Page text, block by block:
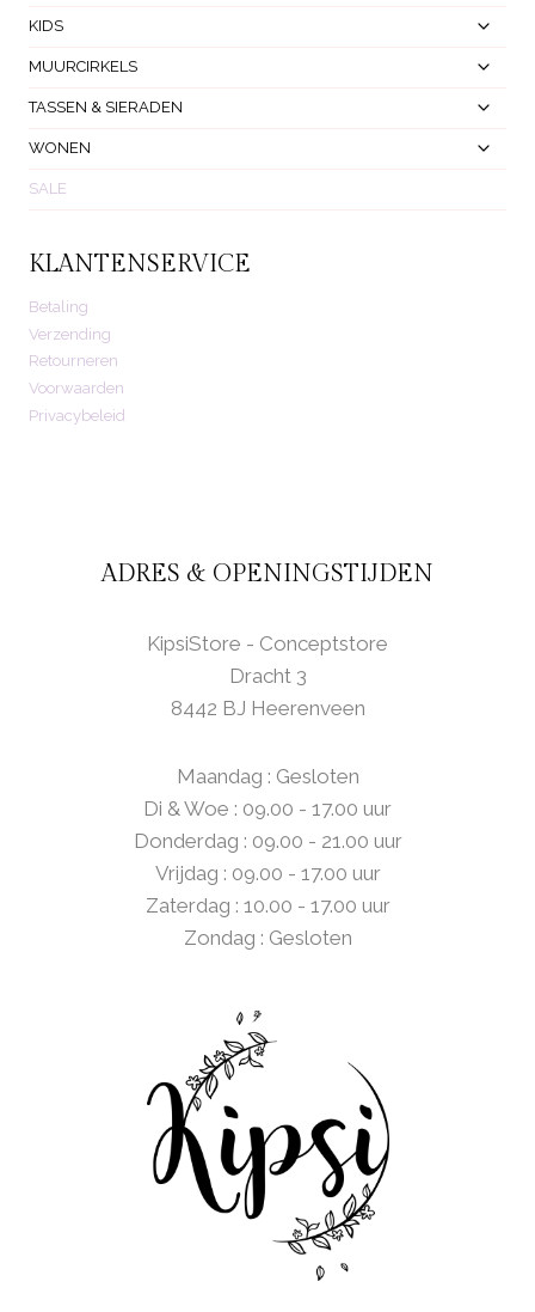
KIDS
MUURCIRKELS
TASSEN & SIERADEN
WONEN
SALE
KLANTENSERVICE
Betaling
Verzending
Retourneren
Voorwaarden
Privacybeleid
ADRES & OPENINGSTIJDEN
KipsiStore - Conceptstore
Dracht 3
8442 BJ Heerenveen
Maandag : Gesloten
Di & Woe : 09.00 - 17.00 uur
Donderdag : 09.00 - 21.00 uur
Vrijdag : 09.00 - 17.00 uur
Zaterdag : 10.00 - 17.00 uur
Zondag : Gesloten